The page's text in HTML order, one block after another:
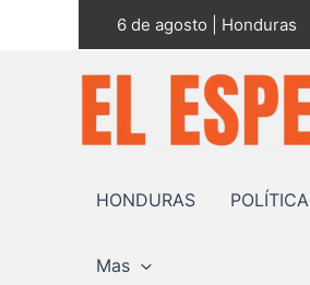
6 de agosto | Honduras
HONDURAS POLÍTICA
Mas